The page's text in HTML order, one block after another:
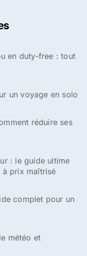
en duty-free : tout
un voyage en solo
réduire ses
: le guide ultime
à prix maîtrisé
complet pour un
météo et